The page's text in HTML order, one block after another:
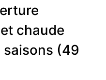
chaude
(49